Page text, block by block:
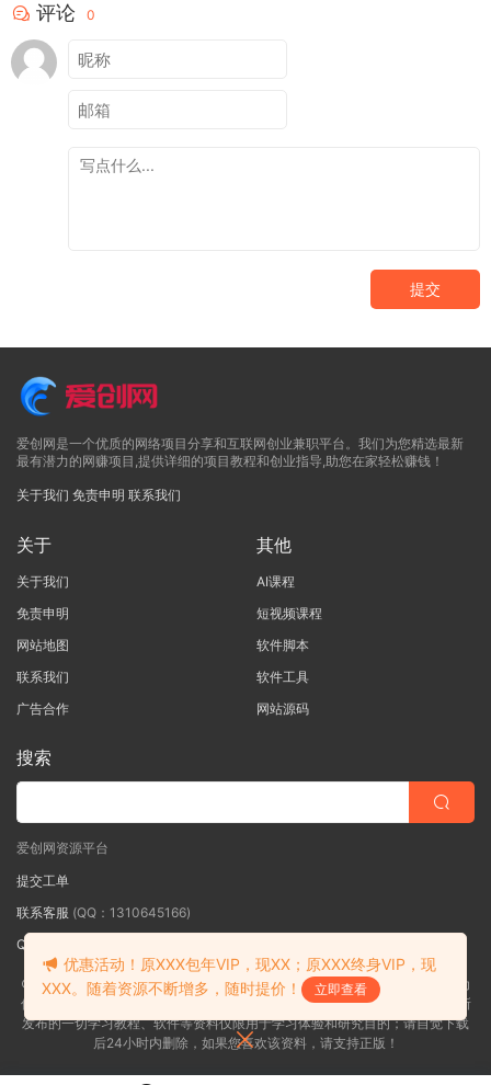
评论 0
提交
爱创网是一个优质的网络项目分享和互联网创业兼职平台。我们为您精选最新
最有潜力的网赚项目,提供详细的项目教程和创业指导,助您在家轻松赚钱！
关于我们 免责申明 联系我们
关于
关于我们
免责申明
网站地图
联系我们
广告合作
其他
AI课程
短视频课程
软件脚本
软件工具
网站源码
搜索
爱创网资源平台
提交工单
联系客服 (QQ：1310645166)
QQ群
©2018-2026爱创网网内容全部来自网络，版权争议与本站无关，如果您认为
侵犯了您的合法权益,请联系我们删除，并向所有持版权者致最深歉意！本站所
发布的一切学习教程、软件等资料仅限用于学习体验和研究目的；请自觉下载
后24小时内删除，如果您喜欢该资料，请支持正版！
优惠活动！原XXX包年VIP，现XX；原XXX终身VIP，现
XXX。随着资源不断增多，随时提价！
立即查看